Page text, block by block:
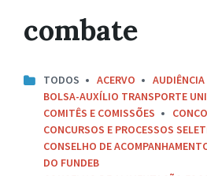
combate
TODOS ACERVO
BOLSA-AUXÍLIO TRANSPORTE
COMITÊS E COMISSÕES
CONCURSOS E PROCESSOS
CONSELHO DE
DO FUNDEB